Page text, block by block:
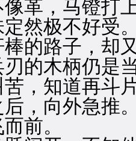
革，马镫打
然极不好受
的路子，却
的木柄仍是
，知道再斗
，向外急推
前。